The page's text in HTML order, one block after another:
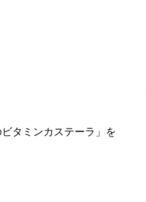
タミンカステーラ」を